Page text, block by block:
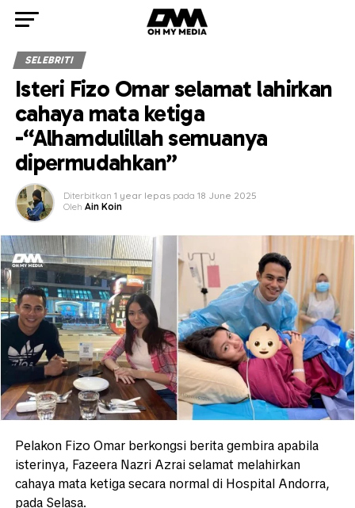
SELEBRITI
Isteri Fizo Omar selamat lahirkan
cahaya mata ketiga
-“Alhamdulillah semuanya
dipermudahkan”
Diterbitkan 1 year lepas pada 18 June 2025
Oleh Ain Koin
Pelakon Fizo Omar berkongsi berita gembira apabila
isterinya, Fazeera Nazri Azrai selamat melahirkan
cahaya mata ketiga secara normal di Hospital Andorra,
pada Selasa.